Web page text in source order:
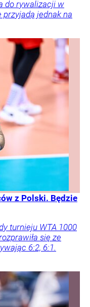
do rywalizacji w
jednak na
z Polski. Będzie
turnieju WTA 1000
się ze
6:2, 6:1.